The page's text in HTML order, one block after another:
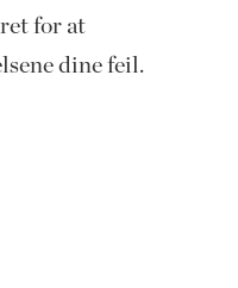
for at
dine feil.